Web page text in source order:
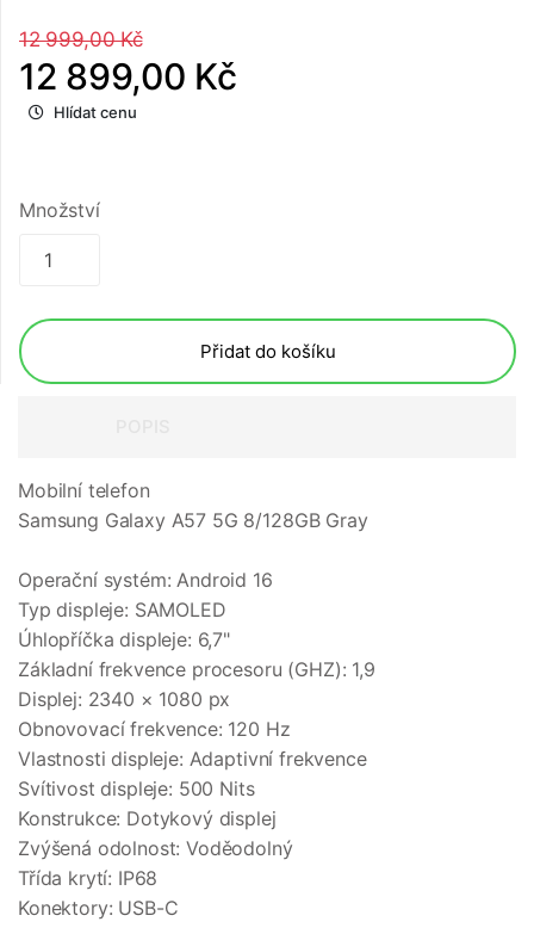
12 999,00 Kč
12 899,00 Kč
Hlídat cenu
Množství
Přidat do košíku
Mobilní telefon
Samsung Galaxy A57 5G 8/128GB Gray
Operační systém: Android 16
Typ displeje: SAMOLED
Úhlopříčka displeje: 6,7"
Základní frekvence procesoru (GHZ): 1,9
Displej: 2340 × 1080 px
Obnovovací frekvence: 120 Hz
Vlastnosti displeje: Adaptivní frekvence
Svítivost displeje: 500 Nits
Konstrukce: Dotykový displej
Zvýšená odolnost: Voděodolný
Třída krytí: IP68
Konektory: USB-C